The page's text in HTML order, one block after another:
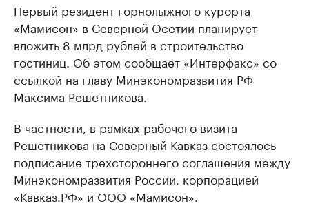
Первый резидент горнолыжного курорта
«Мамисон» в Северной Осетии планирует
вложить 8 млрд рублей в строительство
гостиниц. Об этом сообщает «Интерфакс» со
ссылкой на главу Минэкономразвития РФ
Максима Решетникова.
В частности, в рамках рабочего визита
Решетникова на Северный Кавказ состоялось
подписание трехстороннего соглашения между
Минэкономразвития России, корпорацией
«Кавказ.РФ» и ООО «Мамисон».